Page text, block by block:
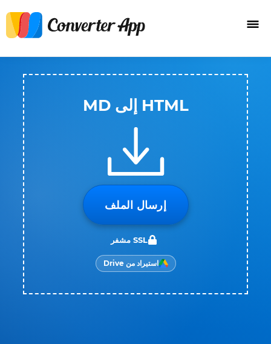
HTML إلى MD
إرسال الملف
SSL مشفر
استيراد من Drive